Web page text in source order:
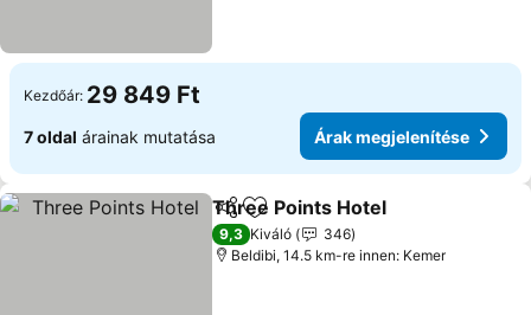
Kezdőár: 29 849 Ft
7 oldal árainak mutatása Árak megjelenítése
Megosztás
Hozzáadás a kedvencekhez
Three Points Hotel
9,3 Kiváló
346
Beldibi, 14.5 km-re innen: Kemer